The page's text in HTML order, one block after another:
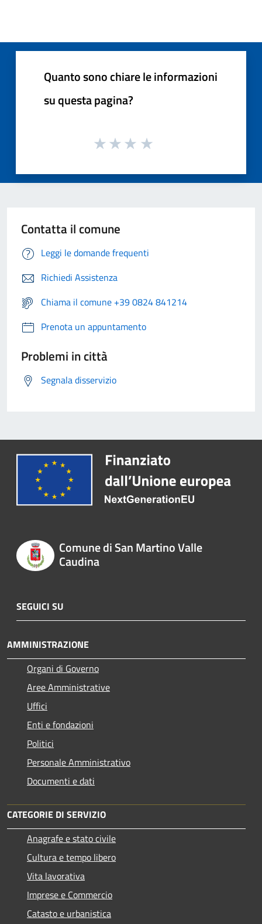
Quanto sono chiare le informazioni
su questa pagina?
Contatta il comune
Leggi le domande frequenti
Richiedi Assistenza
Chiama il comune +39 0824 841214
Prenota un appuntamento
Problemi in città
Segnala disservizio
Comune di San Martino Valle
Caudina
SEGUICI SU
AMMINISTRAZIONE
Organi di Governo
Aree Amministrative
Uffici
Enti e fondazioni
Politici
Personale Amministrativo
Documenti e dati
CATEGORIE DI SERVIZIO
Anagrafe e stato civile
Cultura e tempo libero
Vita lavorativa
Imprese e Commercio
Catasto e urbanistica